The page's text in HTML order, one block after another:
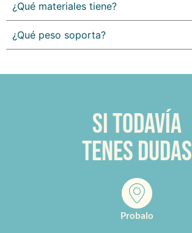
¿Qué materiales tiene?
¿Qué peso soporta?
Si todavía
tenes dudas
Probalo